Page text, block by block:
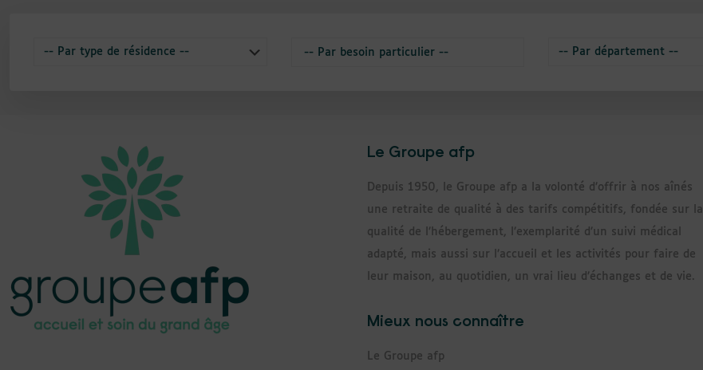
Le Groupe afp
Depuis 1950, le Groupe afp a la volonté d’offrir à nos aînés
une retraite de qualité à des tarifs compétitifs, fondée sur la
qualité de l’hébergement, l’exemplarité d’un suivi médical
adapté, mais aussi sur l’accueil et les activités pour faire de
leur maison, au quotidien, un vrai lieu d’échanges et de vie.
Mieux nous connaître
Le Groupe afp